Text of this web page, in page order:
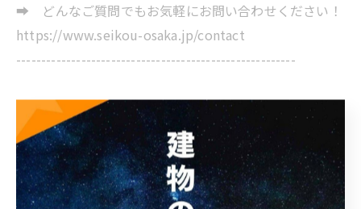
➡ どんなご質問でもお気軽にお問い合わせください！
https://www.seikou-osaka.jp/contact
--------------------------------------------------------
-----------------------------------------------------------------
---